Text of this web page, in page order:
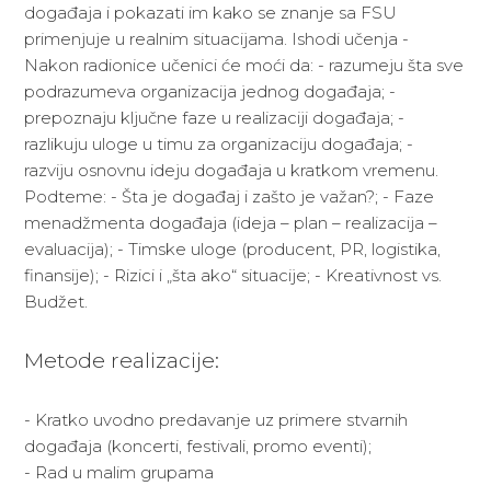
događaja i pokazati im kako se znanje sa FSU
primenjuje u realnim situacijama. Ishodi učenja -
Nakon radionice učenici će moći da: - razumeju šta sve
podrazumeva organizacija jednog događaja; -
prepoznaju ključne faze u realizaciji događaja; -
razlikuju uloge u timu za organizaciju događaja; -
razviju osnovnu ideju događaja u kratkom vremenu.
Podteme: - Šta je događaj i zašto je važan?; - Faze
menadžmenta događaja (ideja – plan – realizacija –
evaluacija); - Timske uloge (producent, PR, logistika,
finansije); - Rizici i „šta ako“ situacije; - Kreativnost vs.
Budžet.
Metode realizacije:
- Kratko uvodno predavanje uz primere stvarnih
događaja (koncerti, festivali, promo eventi);
- Rad u malim grupama